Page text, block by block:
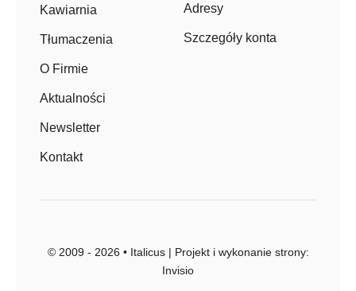
Kawiarnia
Tłumaczenia
O Firmie
Aktualności
Newsletter
Kontakt
Adresy
Szczegóły konta
© 2009 - 2026 • Italicus | Projekt i wykonanie strony:
Invisio